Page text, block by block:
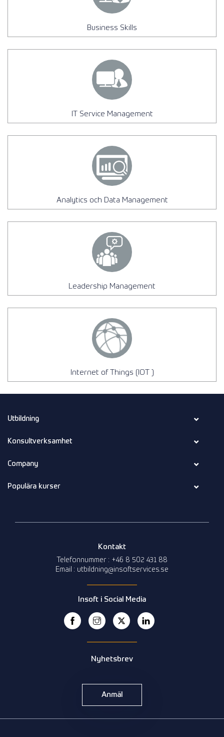
Business Skills
IT Service Management
Analytics och Data Management
Leadership Management
Internet of Things (IOT )
Utbildning
Konsultverksamhet
Company
Populära kurser
Kontakt
Telefonnummer : +46 8 502 431 88
Email : utbildning@insoftservices.se
Insoft i Social Media
Nyhetsbrev
Anmäl